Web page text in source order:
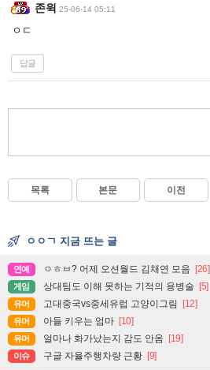
존윅 25-06-14 05:11
ㅇㄷ
답글
목록 본문 이전
ㅇㅇㄱ 지금 뜨는 글
연예 ㅇㅎㅂ? 어제 오션월드 김채연 모음 [26]
게임 상대팀도 이해 못하는 기적의 용병술 [5]
유머 고대중국vs중세유럽 고양이그림 [12]
유머 아들 키우는 엄마 [10]
유머 얼마나 화가났는지 감도 안옴 [19]
이슈 구글 자율주행차량 근황 [9]